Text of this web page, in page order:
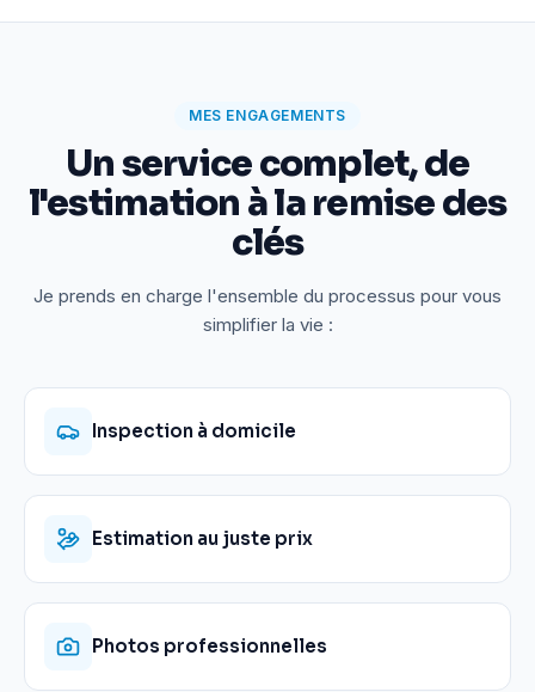
MES ENGAGEMENTS
Un service complet, de
l'estimation à la remise des
clés
Je prends en charge l'ensemble du processus pour vous
simplifier la vie :
Inspection à domicile
Estimation au juste prix
Photos professionnelles